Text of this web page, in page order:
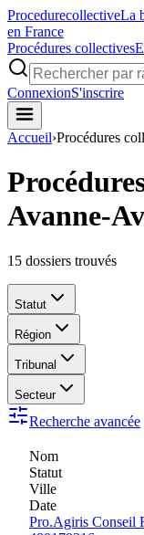
ProcedurecollectiveLa
en France
Procédures collectives
ConnexionS'inscrire
Accueil›Procédures
Avanne-
15 dossiers trouvés
Statut
Région
Tribunal
Secteur
Recherche avancée
Nom
Statut
Ville
Date
Pro.Agiris Conseil